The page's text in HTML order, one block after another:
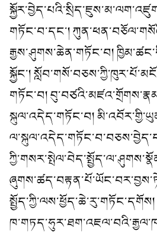
གཏོང་བ་དང་།
རྒྱས་ཤུགས་ཆེན་གཏོང་བ།
སྐྱོང་།
གཏོང་བ།
སྐུལ་འདེད་གཏོང་བ།